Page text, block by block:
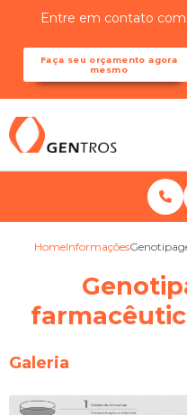
Entre em contato com
Faça seu orçamento agora
mesmo
HomeInformações
Galeria